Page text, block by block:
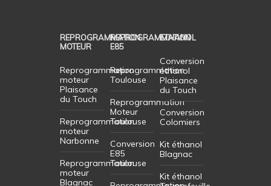
REPROGRAMMATION
MOTEUR
Reprogrammation
moteur
Plaisance
du Touch
Reprogrammation
moteur
Narbonne
Reprogrammation
moteur
Blagnac
REPROGRAMMATION
E85
Reprogrammation
Toulouse
Reprogrammation
Moteur
Toulouse
Conversion
E85
Toulouse
ETHANOL
Conversion
éthanol
Plaisance
du Touch
Conversion
Colomiers
Kit éthanol
Blagnac
Kit éthanol